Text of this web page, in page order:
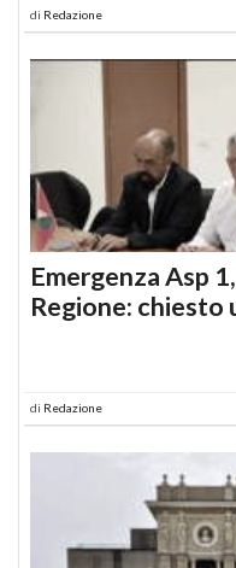
di Redazione
Emergenza Asp
Regione: chiesto
di Redazione